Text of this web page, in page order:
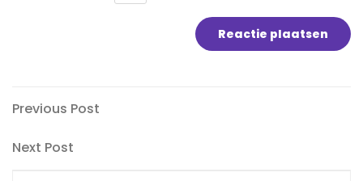
Bericht
navigatie
Previous
Previous Post
Next
Next Post